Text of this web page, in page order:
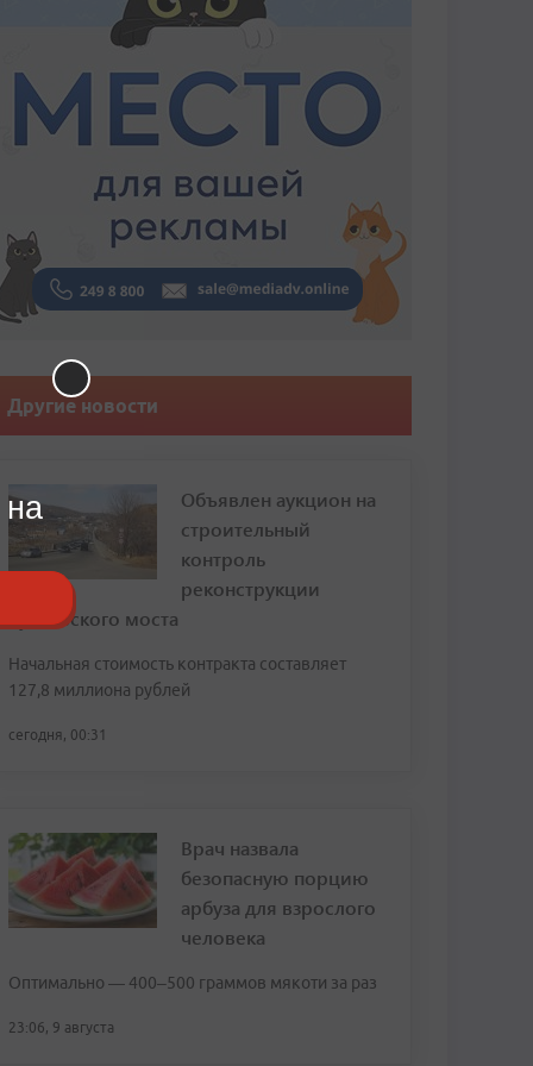
Другие новости
Объявлен аукцион на
строительный
контроль
реконструкции
Рудневского моста
Начальная стоимость контракта составляет
127,8 миллиона рублей
сегодня, 00:31
Врач назвала
безопасную порцию
арбуза для взрослого
человека
Оптимально — 400–500 граммов мякоти за раз
23:06, 9 августа